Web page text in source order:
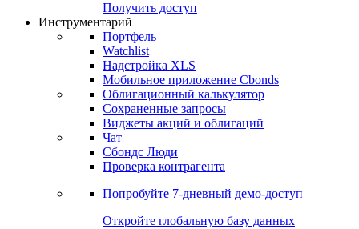
Получить доступ
Инструментарий
Портфель
Watchlist
Надстройка XLS
Мобильное приложение Cbonds
Облигационный калькулятор
Сохраненные запросы
Виджеты акций и облигаций
Чат
Сбондс Люди
Проверка контрагента
Попробуйте 7-дневный демо-доступ
Откройте глобальную базу данных